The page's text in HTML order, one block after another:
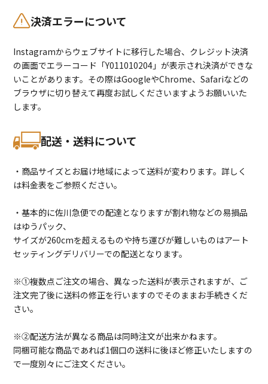
決済エラーについて
Instagramからウェブサイトに移行した場合、クレジット決済
の画面でエラーコード「Y011010204」が表示され決済ができな
いことがあります。その際はGoogleやChrome、Safariなどの
ブラウザに切り替えて再度お試しくださいますようお願いいた
します。
配送・送料について
・商品サイズとお届け地域によって送料が変わります。詳しく
は料金表をご参照ください。
・基本的に佐川急便での配達となりますが割れ物などの易損品
はゆうパック、
サイズが260cmを超えるものや持ち運びが難しいものはアート
セッティングデリバリーでの配送となります。
※①複数点ご注文の場合、異なった送料が表示されますが、ご
注文完了後に送料の修正を行いますのでそのままお手続きくだ
さい。
※②配送方法が異なる商品は同時注文が出来かねます。
同梱可能な商品であれば1個口の送料に後ほど修正いたしますの
で一度別々にご注文ください。